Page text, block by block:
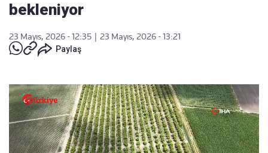
bekleniyor
23 Mayıs, 2026 - 12:35
23 Mayıs, 2026 - 13:21
Paylaş